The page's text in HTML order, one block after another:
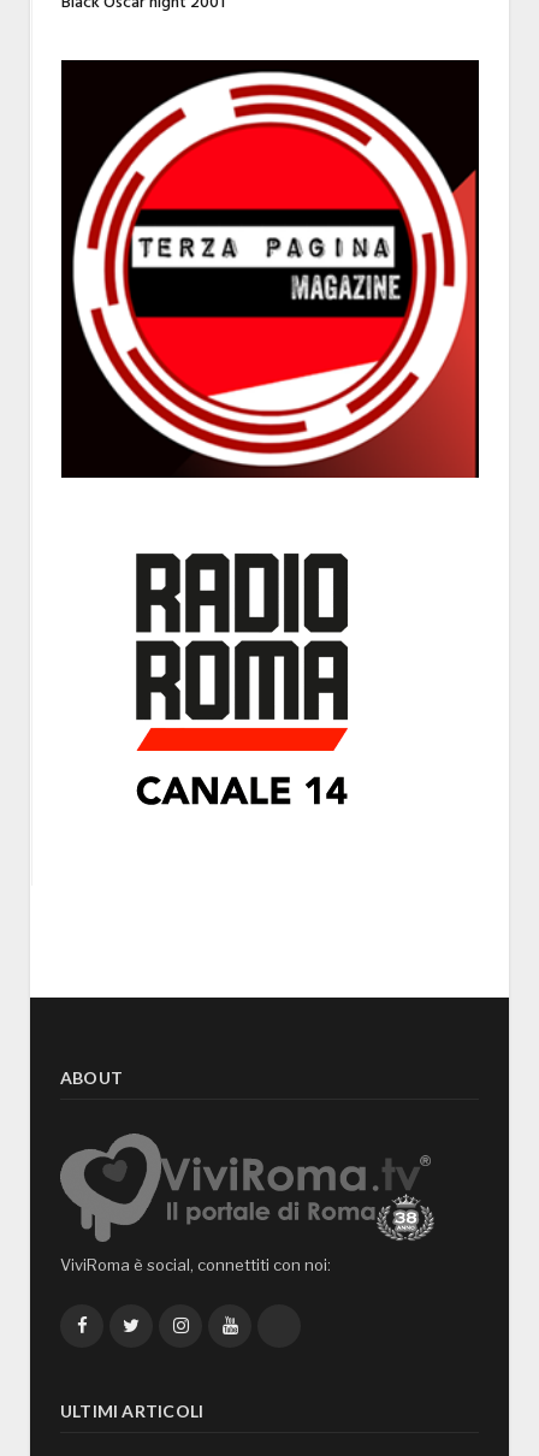
ABOUT
ViviRoma è social, connettiti con noi:
FacebookTwitterInstagramYouTube
ULTIMI ARTICOLI